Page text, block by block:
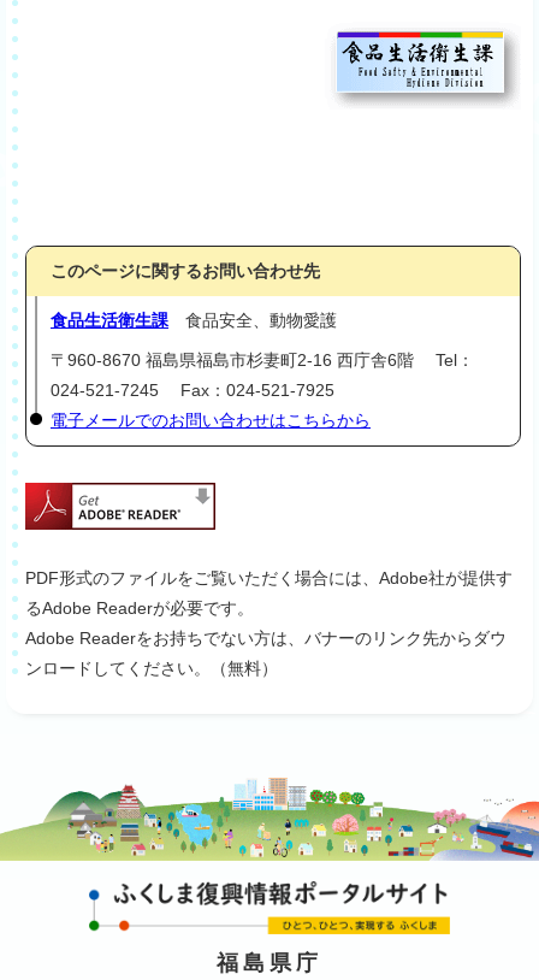
このページに関するお問い合わせ先
食品生活衛生課 食品安全、動物愛護
〒960-8670 福島県福島市杉妻町2-16 西庁舎6階 Tel：
024-521-7245 Fax：024-521-7925
電子メールでのお問い合わせはこちらから
PDF形式のファイルをご覧いただく場合には、Adobe社が提供す
るAdobe Readerが必要です。
Adobe Readerをお持ちでない方は、バナーのリンク先からダウ
ンロードしてください。（無料）
福島県庁